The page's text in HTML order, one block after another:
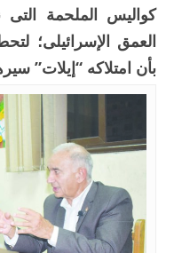
كواليس الملحمة التى
العمق الإسرائيلى؛
بأن امتلاكه “إيلات”